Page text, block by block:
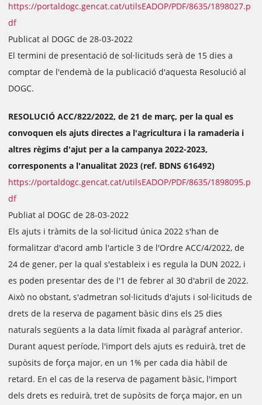
https://portaldogc.gencat.cat/utilsEADOP/PDF/8635/1898027.p
df
Publicat al DOGC de 28-03-2022
El termini de presentació de sol·licituds serà de 15 dies a
comptar de l'endemà de la publicació d'aquesta Resolució al
DOGC.
RESOLUCIÓ ACC/822/2022, de 21 de març, per la qual es
convoquen els ajuts directes a l'agricultura i la ramaderia i
altres règims d'ajut per a la campanya 2022-2023,
corresponents a l'anualitat 2023 (ref. BDNS 616492)
https://portaldogc.gencat.cat/utilsEADOP/PDF/8635/1898095.p
df
Publiat al DOGC de 28-03-2022
Els ajuts i tràmits de la sol·licitud única 2022 s'han de
formalitzar d'acord amb l'article 3 de l'Ordre ACC/4/2022, de
24 de gener, per la qual s'estableix i es regula la DUN 2022, i
es poden presentar des de l'1 de febrer al 30 d'abril de 2022.
Això no obstant, s'admetran sol·licituds d'ajuts i sol·licituds de
drets de la reserva de pagament bàsic dins els 25 dies
naturals següents a la data límit fixada al paràgraf anterior.
Durant aquest període, l'import dels ajuts es reduirà, tret de
supòsits de força major, en un 1% per cada dia hàbil de
retard. En el cas de la reserva de pagament bàsic, l'import
dels drets es reduirà, tret de supòsits de força major, en un